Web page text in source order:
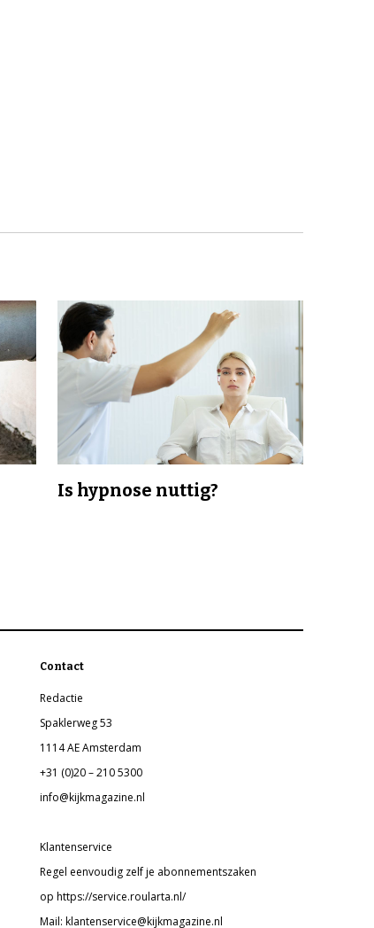
Is hypnose nuttig?
Contact
Redactie
Spaklerweg 53
1114 AE Amsterdam
+31 (0)20 – 210 5300
info@kijkmagazine.nl
Klantenservice
Regel eenvoudig zelf je abonnementszaken
op https://service.roularta.nl/
Mail: klantenservice@kijkmagazine.nl